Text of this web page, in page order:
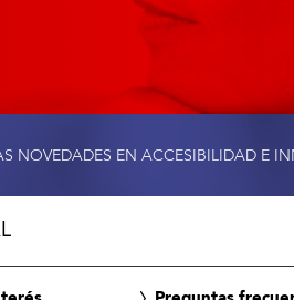
NOVEDADES EN ACCESIBILIDAD E